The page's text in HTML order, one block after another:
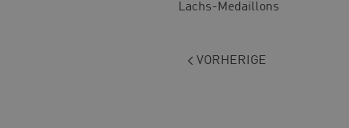
Lachs-Medaillons
VORHERIGE